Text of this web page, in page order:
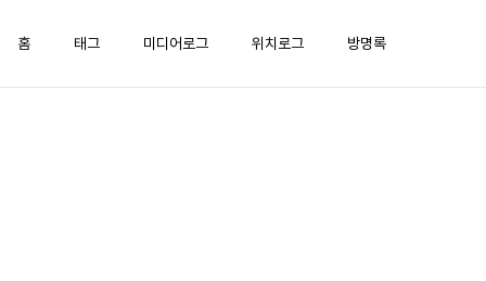
홈 태그 미디어로그 위치로그 방명록